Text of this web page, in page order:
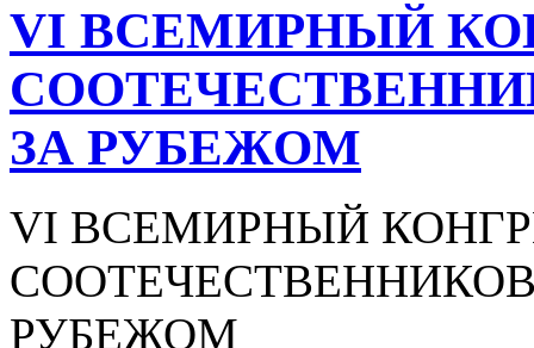
VI ВСЕМИРНЫЙ
ЗА РУБЕЖОМ
VI ВСЕМИРНЫЙ
РУБЕЖОМ